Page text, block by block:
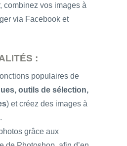
combinez vos images à
via Facebook et
:
populaires de
outils de sélection,
) et créez des images à
grâce aux